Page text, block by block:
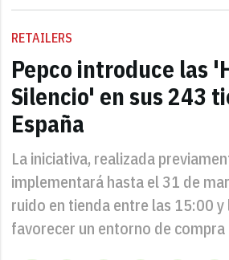
RETAILERS
Pepco introduce las
Silencio' en sus 243
España
La iniciativa, realizada
implementará hasta el 31 de
ruido en tienda entre las 15:00
favorecer un entorno de